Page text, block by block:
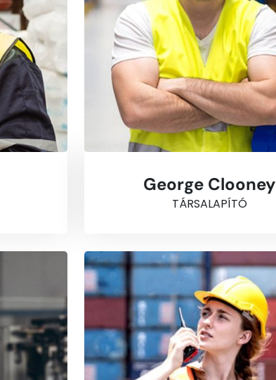
George Clooney
TÁRSALAPÍTÓ